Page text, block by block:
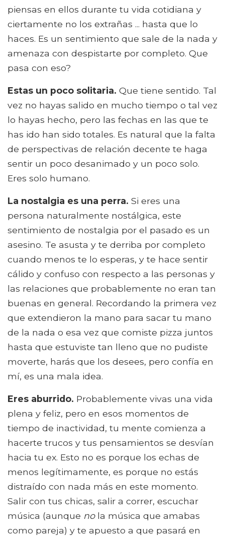
piensas en ellos durante tu vida cotidiana y
ciertamente no los extrañas ... hasta que lo
haces. Es un sentimiento que sale de la nada y
amenaza con despistarte por completo. Que
pasa con eso?
Estas un poco solitaria. Que tiene sentido. Tal
vez no hayas salido en mucho tiempo o tal vez
lo hayas hecho, pero las fechas en las que te
has ido han sido totales. Es natural que la falta
de perspectivas de relación decente te haga
sentir un poco desanimado y un poco solo.
Eres solo humano.
La nostalgia es una perra. Si eres una
persona naturalmente nostálgica, este
sentimiento de nostalgia por el pasado es un
asesino. Te asusta y te derriba por completo
cuando menos te lo esperas, y te hace sentir
cálido y confuso con respecto a las personas y
las relaciones que probablemente no eran tan
buenas en general. Recordando la primera vez
que extendieron la mano para sacar tu mano
de la nada o esa vez que comiste pizza juntos
hasta que estuviste tan lleno que no pudiste
moverte, harás que los desees, pero confía en
mí, es una mala idea.
Eres aburrido. Probablemente vivas una vida
plena y feliz, pero en esos momentos de
tiempo de inactividad, tu mente comienza a
hacerte trucos y tus pensamientos se desvían
hacia tu ex. Esto no es porque los echas de
menos legítimamente, es porque no estás
distraído con nada más en este momento.
Salir con tus chicas, salir a correr, escuchar
música (aunque nola música que amabas
como pareja) y te apuesto a que pasará en